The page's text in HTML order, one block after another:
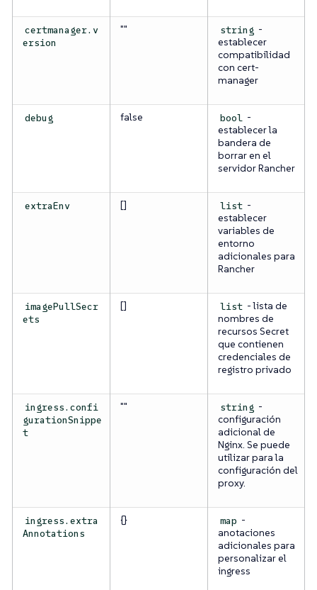
certmanager.v
ersion
"" string -
establecer
compatibilidad
con cert-
manager
debug false bool -
establecer la
bandera de
borrar en el
servidor Rancher
extraEnv [] list -
establecer
variables de
entorno
adicionales para
Rancher
imagePullSecr
ets
[] list - lista de
nombres de
recursos Secret
que contienen
credenciales de
registro privado
ingress.confi
gurationSnippe
t
"" string -
configuración
adicional de
Nginx. Se puede
utilizar para la
configuración del
proxy.
ingress.extra
Annotations
{} map -
anotaciones
adicionales para
personalizar el
ingress